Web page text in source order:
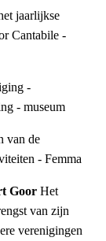
jaarlijkse
Cantabile -
-
- museum
van de
- Femma
Goor Het
van zijn
verenigingen